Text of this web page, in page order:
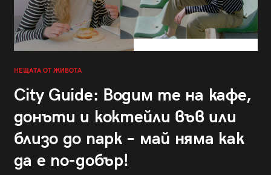
НЕЩАТА ОТ ЖИВОТА
City Guide: Водим те на кафе,
донъти и коктейли във или
близо до парк – май няма как
да е по-добър!